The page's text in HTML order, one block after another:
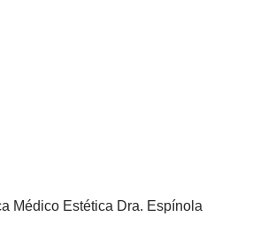
Médico Estética Dra. Espínola